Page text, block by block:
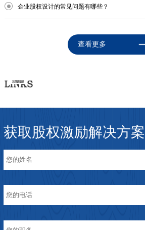
企业股权设计的常见问题有哪些？
查看更多
获取股权激励解决方案